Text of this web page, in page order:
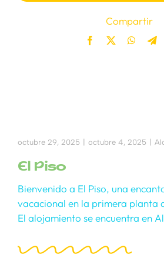
Compartir
octubre 29, 2025 octubre 4, 2025
El Piso
Bienvenido a El Piso, una
vacacional en la primera planta
El alojamiento se encuentra en